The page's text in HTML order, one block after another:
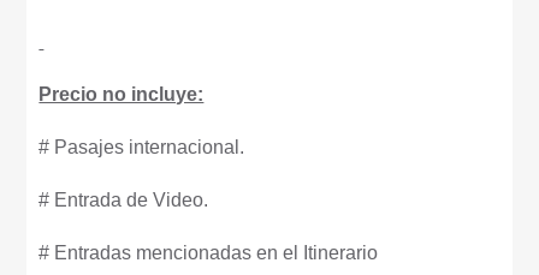
Precio no incluye:
# Pasajes internacional.
# Entrada de Video.
# Entradas mencionadas en el Itinerario